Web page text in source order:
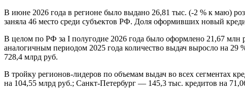
В июне 2026 года в регионе было выдано 26,81 тыс. (-2 % к маю)
заняла 46 место среди субъектов РФ. Доля оформивших новый
В целом по РФ за I полугодие 2026 года было оформлено 21,67
аналогичным периодом 2025 года количество выдач выросло на
728,4 млрд руб.
В тройку регионов-лидеров по объемам выдач во всех сегментах
на 104,55 млрд руб.; Санкт-Петербург — 145,3 тыс. кредитов на